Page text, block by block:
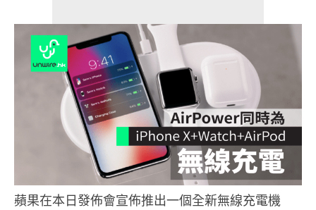
蘋果在本日發佈會宣佈推出一個全新無線充電機